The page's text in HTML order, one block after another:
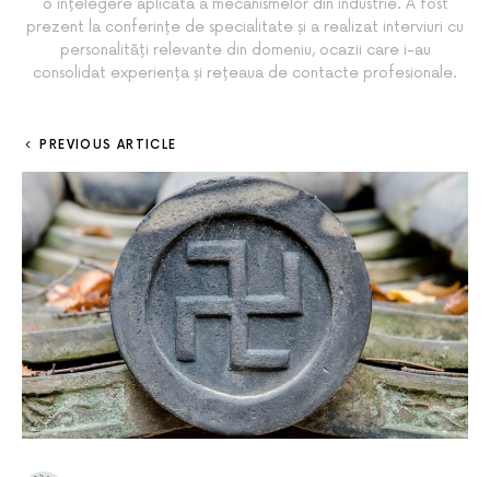
o înțelegere aplicată a mecanismelor din industrie. A fost
prezent la conferințe de specialitate și a realizat interviuri cu
personalități relevante din domeniu, ocazii care i-au
consolidat experiența și rețeaua de contacte profesionale.
PREVIOUS ARTICLE